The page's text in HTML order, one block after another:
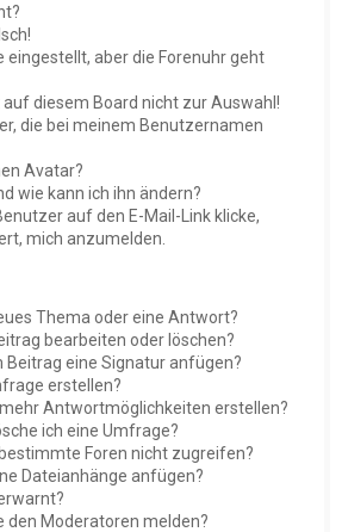
eingestellt, aber die Forenuhr geht
diesem Board nicht zur Auswahl!
die bei meinem Benutzernamen
Avatar?
wie kann ich ihn ändern?
auf den E-Mail-Link klicke,
mich anzumelden.
Thema oder eine Antwort?
bearbeiten oder löschen?
Beitrag eine Signatur anfügen?
erstellen?
Antwortmöglichkeiten erstellen?
ich eine Umfrage?
Foren nicht zugreifen?
Dateianhänge anfügen?
den Moderatoren melden?